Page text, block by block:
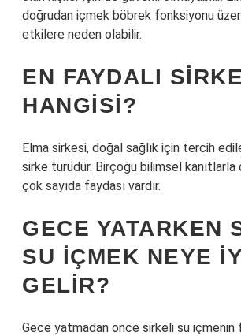
doğrudan içmek böbrek fonksiyonu
etkilere neden olabilir.
EN FAYDALI SIRKE
HANGISI?
Elma sirkesi, doğal sağlık için tercih
sirke türüdür. Birçoğu bilimsel
çok sayıda faydası vardır.
GECE YATARKEN
SU IÇMEK NEYE
GELIR?
Gece yatmadan önce sirkeli su içmenin